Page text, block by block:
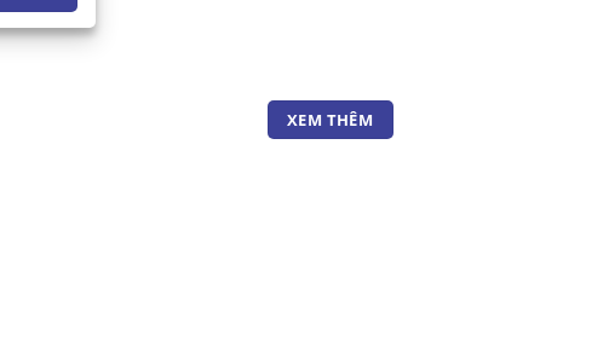
XEM THÊM